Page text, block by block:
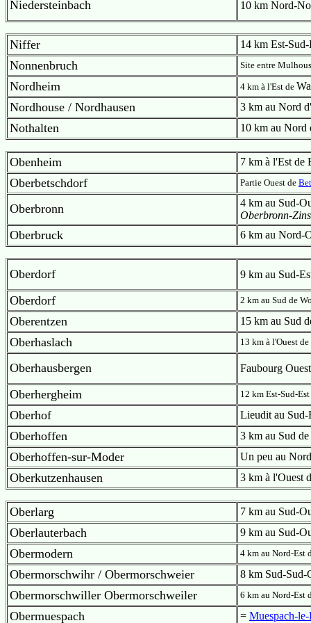
Niedersteinbach 10 km Nord-
Niffer 14 km Est-
Nonnenbruch Site entre
Nordheim 4 km à l'Est de
Nordhouse / Nordhausen 3 km au Nord
Nothalten 10 km au Nord
Obenheim 7 km à l'Est de
Oberbetschdorf Partie Ouest de
Oberbronn
4 km au Sud-
Oberbronn-
Oberbruck 6 km au Nord-
Oberdorf 9 km au Sud-
Oberdorf 2 km au Sud de
Oberentzen 15 km au Sud
Oberhaslach 13 km à l'Ouest
Oberhausbergen Faubourg
Oberhergheim 12 km Est-Sud-
Oberhof Lieudit au Sud-
Oberhoffen 3 km au Sud
Oberhoffen-sur-Moder Un peu au
Oberkutzenhausen 3 km à l'Ouest
Oberlarg 7 km au Sud-
Oberlauterbach 9 km au Sud-
Obermodern 4 km au Nord-Est
Obermorschwihr / Obermorschweier 8 km Sud-Sud-
Obermorschwiller Obermorschweiler 6 km au Nord-Est
Obermuespach = Muespach-